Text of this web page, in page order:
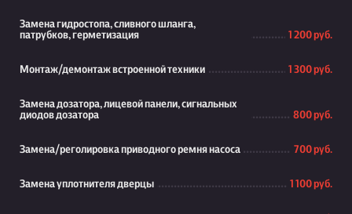
Замена гидростопа, сливного шланга,
патрубков, герметизация
1 200 руб.
Монтаж/демонтаж встроенной техники 1 300 руб.
Замена дозатора, лицевой панели, сигнальных
диодов дозатора
800 руб.
Замена/реголировка приводного ремня насоса 700 руб.
Замена уплотнителя дверцы 1 100 руб.